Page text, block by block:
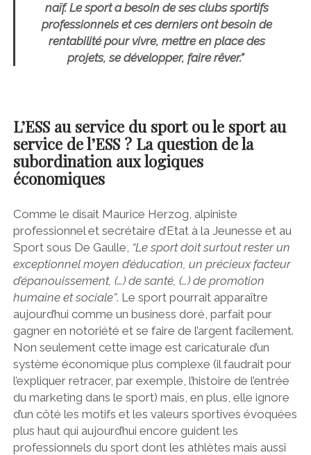
naïf. Le sport a besoin de ses clubs sportifs
professionnels et ces derniers ont besoin de
rentabilité pour vivre, mettre en place des
projets, se développer, faire rêver.”
L’ESS au service du sport ou le sport au
service de l’ESS ? La question de la
subordination aux logiques
économiques
Comme le disait Maurice Herzog, alpiniste
professionnel et secrétaire d’Etat à la Jeunesse et au
Sport sous De Gaulle, “Le sport doit surtout rester un
exceptionnel moyen d’éducation, un précieux facteur
d’épanouissement, (…) de santé, (…) de promotion
humaine et sociale”. Le sport pourrait apparaître
aujourd’hui comme un business doré, parfait pour
gagner en notoriété et se faire de l’argent facilement.
Non seulement cette image est caricaturale d’un
système économique plus complexe (il faudrait pour
l’expliquer retracer, par exemple, l’histoire de l’entrée
du marketing dans le sport) mais, en plus, elle ignore
d’un côté les motifs et les valeurs sportives évoquées
plus haut qui aujourd’hui encore guident les
professionnels du sport dont les athlètes mais aussi